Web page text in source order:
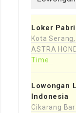
Loker
Kota
ASTRA
Time
Lowongan
Indonesia
Cikarang